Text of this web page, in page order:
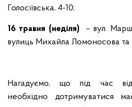
Голосіївська, 4-10;
16 травня (неділя)– вул.
вулиць Михайла Ломоносова та
Нагадуємо, що під час
необхідно дотримуватися